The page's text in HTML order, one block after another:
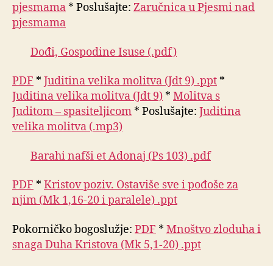
pjesmama * Poslušajte: Zaručnica u Pjesmi nad
pjesmama
Dođi, Gospodine Isuse (.pdf)
PDF * Juditina velika molitva (Jdt 9) .ppt *
Juditina velika molitva (Jdt 9) * Molitva s
Juditom – spasiteljicom * Poslušajte: Juditina
velika molitva (.mp3)
Barahi nafši et Adonaj (Ps 103) .pdf
PDF * Kristov poziv. Ostaviše sve i pođoše za
njim (Mk 1,16-20 i paralele) .ppt
Pokorničko bogoslužje: PDF * Mnoštvo zloduha i
snaga Duha Kristova (Mk 5,1-20) .ppt